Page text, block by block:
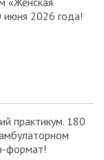
июня 2026 года!
практикум. 180
формат!